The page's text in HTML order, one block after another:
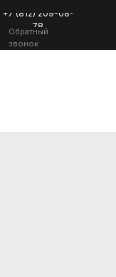
+7 (812) 209-08-
78
Обратный
звонок